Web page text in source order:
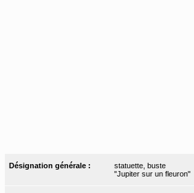
Désignation générale :
statuette, buste
"Jupiter sur un fleuron"